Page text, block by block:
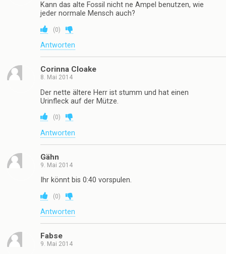
Kann das alte Fossil nicht ne Ampel benutzen, wie
jeder normale Mensch auch?
(0)
Antworten
Corinna Cloake
8. Mai 2014
Der nette ältere Herr ist stumm und hat einen
Urinfleck auf der Mütze.
(0)
Antworten
Gähn
9. Mai 2014
Ihr könnt bis 0:40 vorspulen.
(0)
Antworten
Fabse
9. Mai 2014